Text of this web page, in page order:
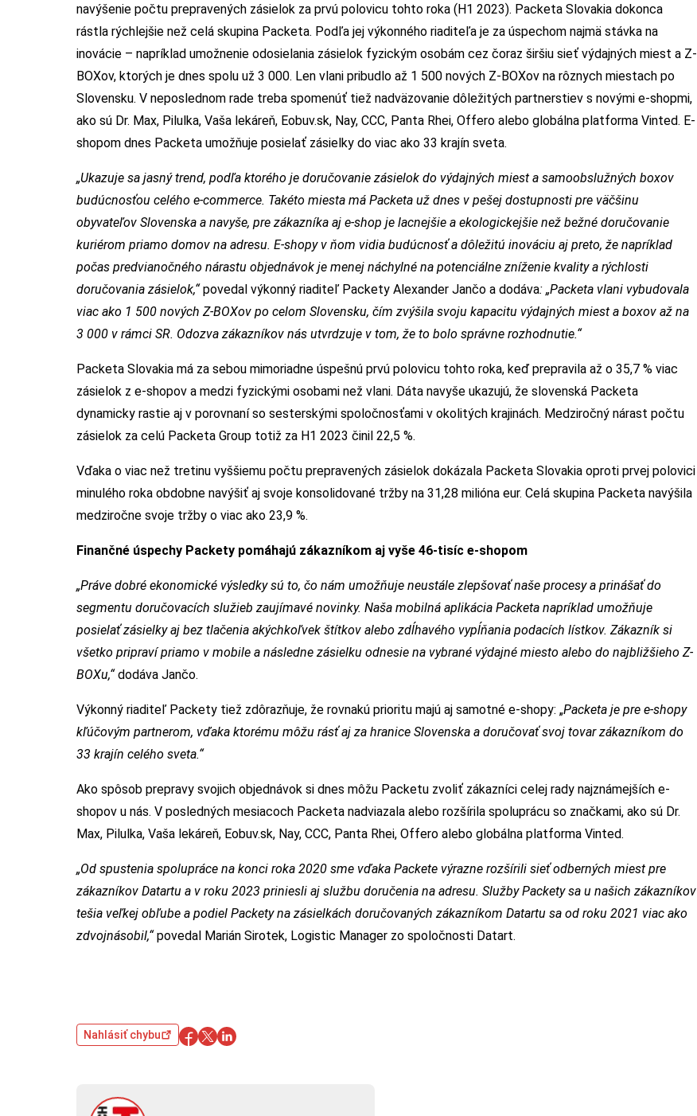
navýšenie počtu prepravených zásielok za prvú polovicu tohto roka (H1 2023). Packeta Slovakia dokonca
rástla rýchlejšie než celá skupina Packeta. Podľa jej výkonného riaditeľa je za úspechom najmä stávka na
inovácie – napríklad umožnenie odosielania zásielok fyzickým osobám cez čoraz širšiu sieť výdajných miest a Z-
BOXov, ktorých je dnes spolu už 3 000. Len vlani pribudlo až 1 500 nových Z-BOXov na rôznych miestach po
Slovensku. V neposlednom rade treba spomenúť tiež nadväzovanie dôležitých partnerstiev s novými e-shopmi,
ako sú Dr. Max, Pilulka, Vaša lekáreň, Eobuv.sk, Nay, CCC, Panta Rhei, Offero alebo globálna platforma Vinted. E-
shopom dnes Packeta umožňuje posielať zásielky do viac ako 33 krajín sveta.
„Ukazuje sa jasný trend, podľa ktorého je doručovanie zásielok do výdajných miest a samoobslužných boxov
budúcnosťou celého e-commerce. Takéto miesta má Packeta už dnes v pešej dostupnosti pre väčšinu
obyvateľov Slovenska a navyše, pre zákazníka aj e-shop je lacnejšie a ekologickejšie než bežné doručovanie
kuriérom priamo domov na adresu. E-shopy v ňom vidia budúcnosť a dôležitú inováciu aj preto, že napríklad
počas predvianočného nárastu objednávok je menej náchylné na potenciálne zníženie kvality a rýchlosti
doručovania zásielok,“povedal výkonný riaditeľ Packety Alexander Jančo a dodáva: „Packeta vlani vybudovala
viac ako 1 500 nových Z-BOXov po celom Slovensku, čím zvýšila svoju kapacitu výdajných miest a boxov až na
3 000 v rámci SR. Odozva zákazníkov nás utvrdzuje v tom, že to bolo správne rozhodnutie.“
Packeta Slovakia má za sebou mimoriadne úspešnú prvú polovicu tohto roka, keď prepravila až o 35,7 % viac
zásielok z e-shopov a medzi fyzickými osobami než vlani. Dáta navyše ukazujú, že slovenská Packeta
dynamicky rastie aj v porovnaní so sesterskými spoločnosťami v okolitých krajinách. Medziročný nárast počtu
zásielok za celú Packeta Group totiž za H1 2023 činil 22,5 %.
Vďaka o viac než tretinu vyššiemu počtu prepravených zásielok dokázala Packeta Slovakia oproti prvej polovici
minulého roka obdobne navýšiť aj svoje konsolidované tržby na 31,28 milióna eur. Celá skupina Packeta navýšila
medziročne svoje tržby o viac ako 23,9 %.
Finančné úspechy Packety pomáhajú zákazníkom aj vyše 46-tisíc e-shopom
„Práve dobré ekonomické výsledky sú to, čo nám umožňuje neustále zlepšovať naše procesy a prinášať do
segmentu doručovacích služieb zaujímavé novinky. Naša mobilná aplikácia Packeta napríklad umožňuje
posielať zásielky aj bez tlačenia akýchkoľvek štítkov alebo zdĺhavého vypĺňania podacích lístkov. Zákazník si
všetko pripraví priamo v mobile a následne zásielku odnesie na vybrané výdajné miesto alebo do najbližšieho Z-
BOXu,“dodáva Jančo.
Výkonný riaditeľ Packety tiež zdôrazňuje, že rovnakú prioritu majú aj samotné e-shopy: „Packeta je pre e-shopy
kľúčovým partnerom, vďaka ktorému môžu rásť aj za hranice Slovenska a doručovať svoj tovar zákazníkom do
33 krajín celého sveta.“
Ako spôsob prepravy svojich objednávok si dnes môžu Packetu zvoliť zákazníci celej rady najznámejších e-
shopov u nás. V posledných mesiacoch Packeta nadviazala alebo rozšírila spoluprácu so značkami, ako sú Dr.
Max, Pilulka, Vaša lekáreň, Eobuv.sk, Nay, CCC, Panta Rhei, Offero alebo globálna platforma Vinted.
„Od spustenia spolupráce na konci roka 2020 sme vďaka Packete výrazne rozšírili sieť odberných miest pre
zákazníkov Datartu a v roku 2023 priniesli aj službu doručenia na adresu. Služby Packety sa u našich zákazníkov
tešia veľkej obľube a podiel Packety na zásielkách doručovaných zákazníkom Datartu sa od roku 2021 viac ako
zdvojnásobil,“povedal Marián Sirotek, Logistic Manager zo spoločnosti Datart.
Nahlásiť chybu